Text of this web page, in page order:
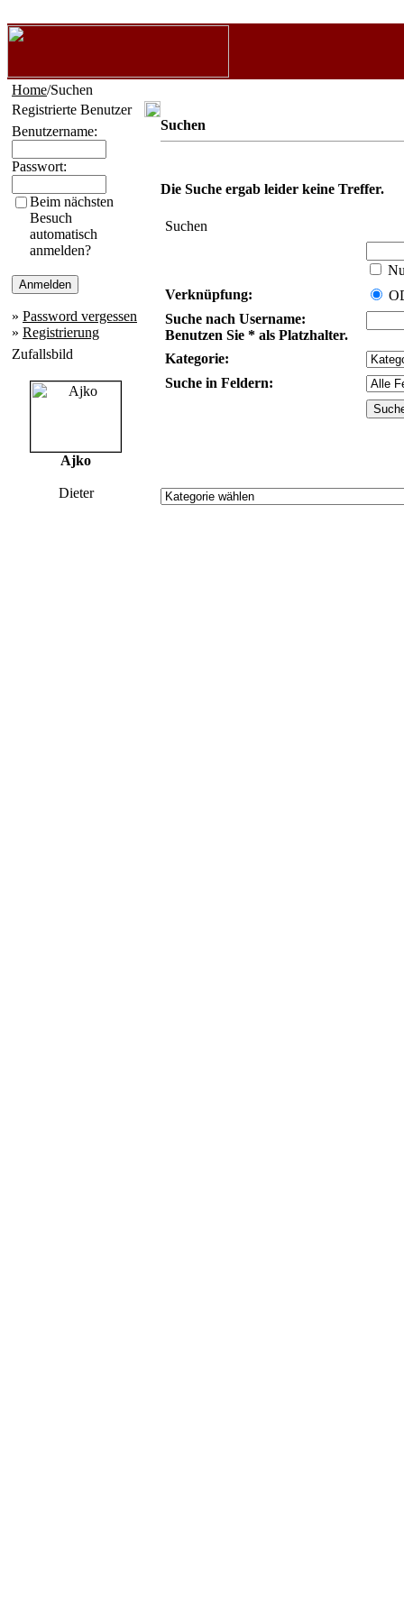
Home/Suchen
Registrierte Benutzer
Benutzername:
Passwort:
Beim nächsten
Besuch
automatisch
anmelden?
» Password vergessen
» Registrierung
Zufallsbild
Ajko
Dieter
Suchen
Die Suche ergab leider keine Treffer.
Suchen
Verknüpfung:
Suche nach Username:
Benutzen Sie * als Platzhalter.
Kategorie:
Suche in Feldern: